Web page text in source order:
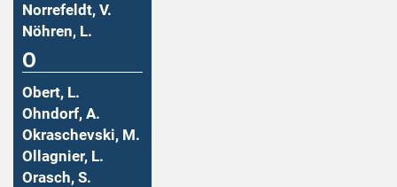
Norrefeldt, V.
Nöhren, L.
O
Obert, L.
Ohndorf, A.
Okraschevski, M.
Ollagnier, L.
Orasch, S.